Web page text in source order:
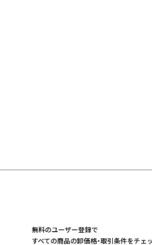
無料のユーザー登録で
すべての商品の卸価格・取引条件をチェ